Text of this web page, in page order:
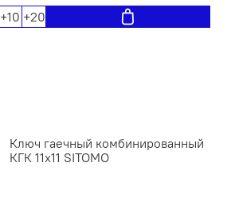
+10 +20
Ключ гаечный комбинированный
КГК 11х11 SITOMO